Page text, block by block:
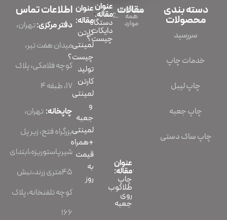
دسته بندی
محصولات
سررسید
خدمات چاپ
چاپ لیبل
چاپ جعبه
چاپ ساک دستی
مقالات
مشاهده
همه
موارد
عنوان
مقاله:
چاپ
طلاکوب
روی
جعبه
عنوان
مقاله:
دستگاه
دایکات
چیست؟
عنوان
مقاله:
کارتن
لمینتی
چیست؟
تولید
کارتن
لمینتی
و
جعبه
لمینتی
+همراه
قیمت
به
روز
اطلاعات تماس
دفتر مرکزی:تهران،
میدان هفت تیر،
کوچه فلامکی، پلاک
۱۷، طبقه ۴
چاپخانه: تهران،
بزرگراه فتح، زیر پل
شیرپاستوریزه،ابتدای
45متری زرند،نبش
کوچه تلفنخانه، پلاک
166